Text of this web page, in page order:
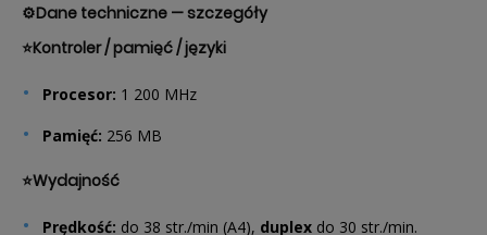
⚙️Dane techniczne — szczegóły
⭐Kontroler / pamięć / języki
Procesor: 1 200 MHz
Pamięć: 256 MB
⭐Wydajność
Prędkość: do 38 str./min (A4), duplex do 30 str./min.